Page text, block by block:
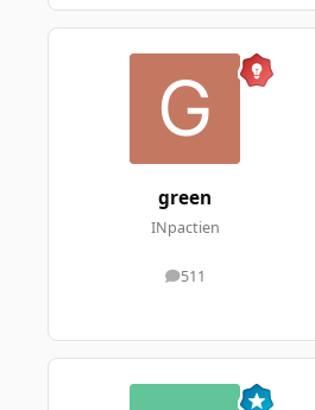
green
INpactien
511
messages